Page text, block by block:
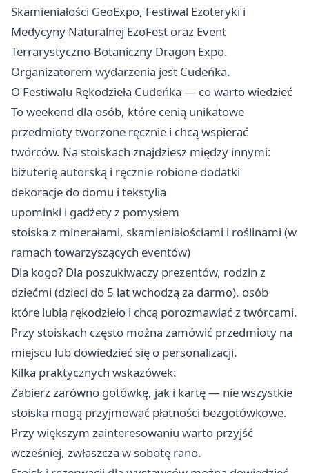
Skamieniałości GeoExpo, Festiwal Ezoteryki i
Medycyny Naturalnej EzoFest oraz Event
Terrarystyczno‑Botaniczny Dragon Expo.
Organizatorem wydarzenia jest Cudeńka.
O Festiwalu Rękodzieła Cudeńka — co warto wiedzieć
To weekend dla osób, które cenią unikatowe
przedmioty tworzone ręcznie i chcą wspierać
twórców. Na stoiskach znajdziesz między innymi:
biżuterię autorską i ręcznie robione dodatki
dekoracje do domu i tekstylia
upominki i gadżety z pomysłem
stoiska z minerałami, skamieniałościami i roślinami (w
ramach towarzyszących eventów)
Dla kogo? Dla poszukiwaczy prezentów, rodzin z
dziećmi (dzieci do 5 lat wchodzą za darmo), osób
które lubią rękodzieło i chcą porozmawiać z twórcami.
Przy stoiskach często można zamówić przedmioty na
miejscu lub dowiedzieć się o personalizacji.
Kilka praktycznych wskazówek:
Zabierz zarówno gotówkę, jak i kartę — nie wszystkie
stoiska mogą przyjmować płatności bezgotówkowe.
Przy większym zainteresowaniu warto przyjść
wcześniej, zwłaszcza w sobotę rano.